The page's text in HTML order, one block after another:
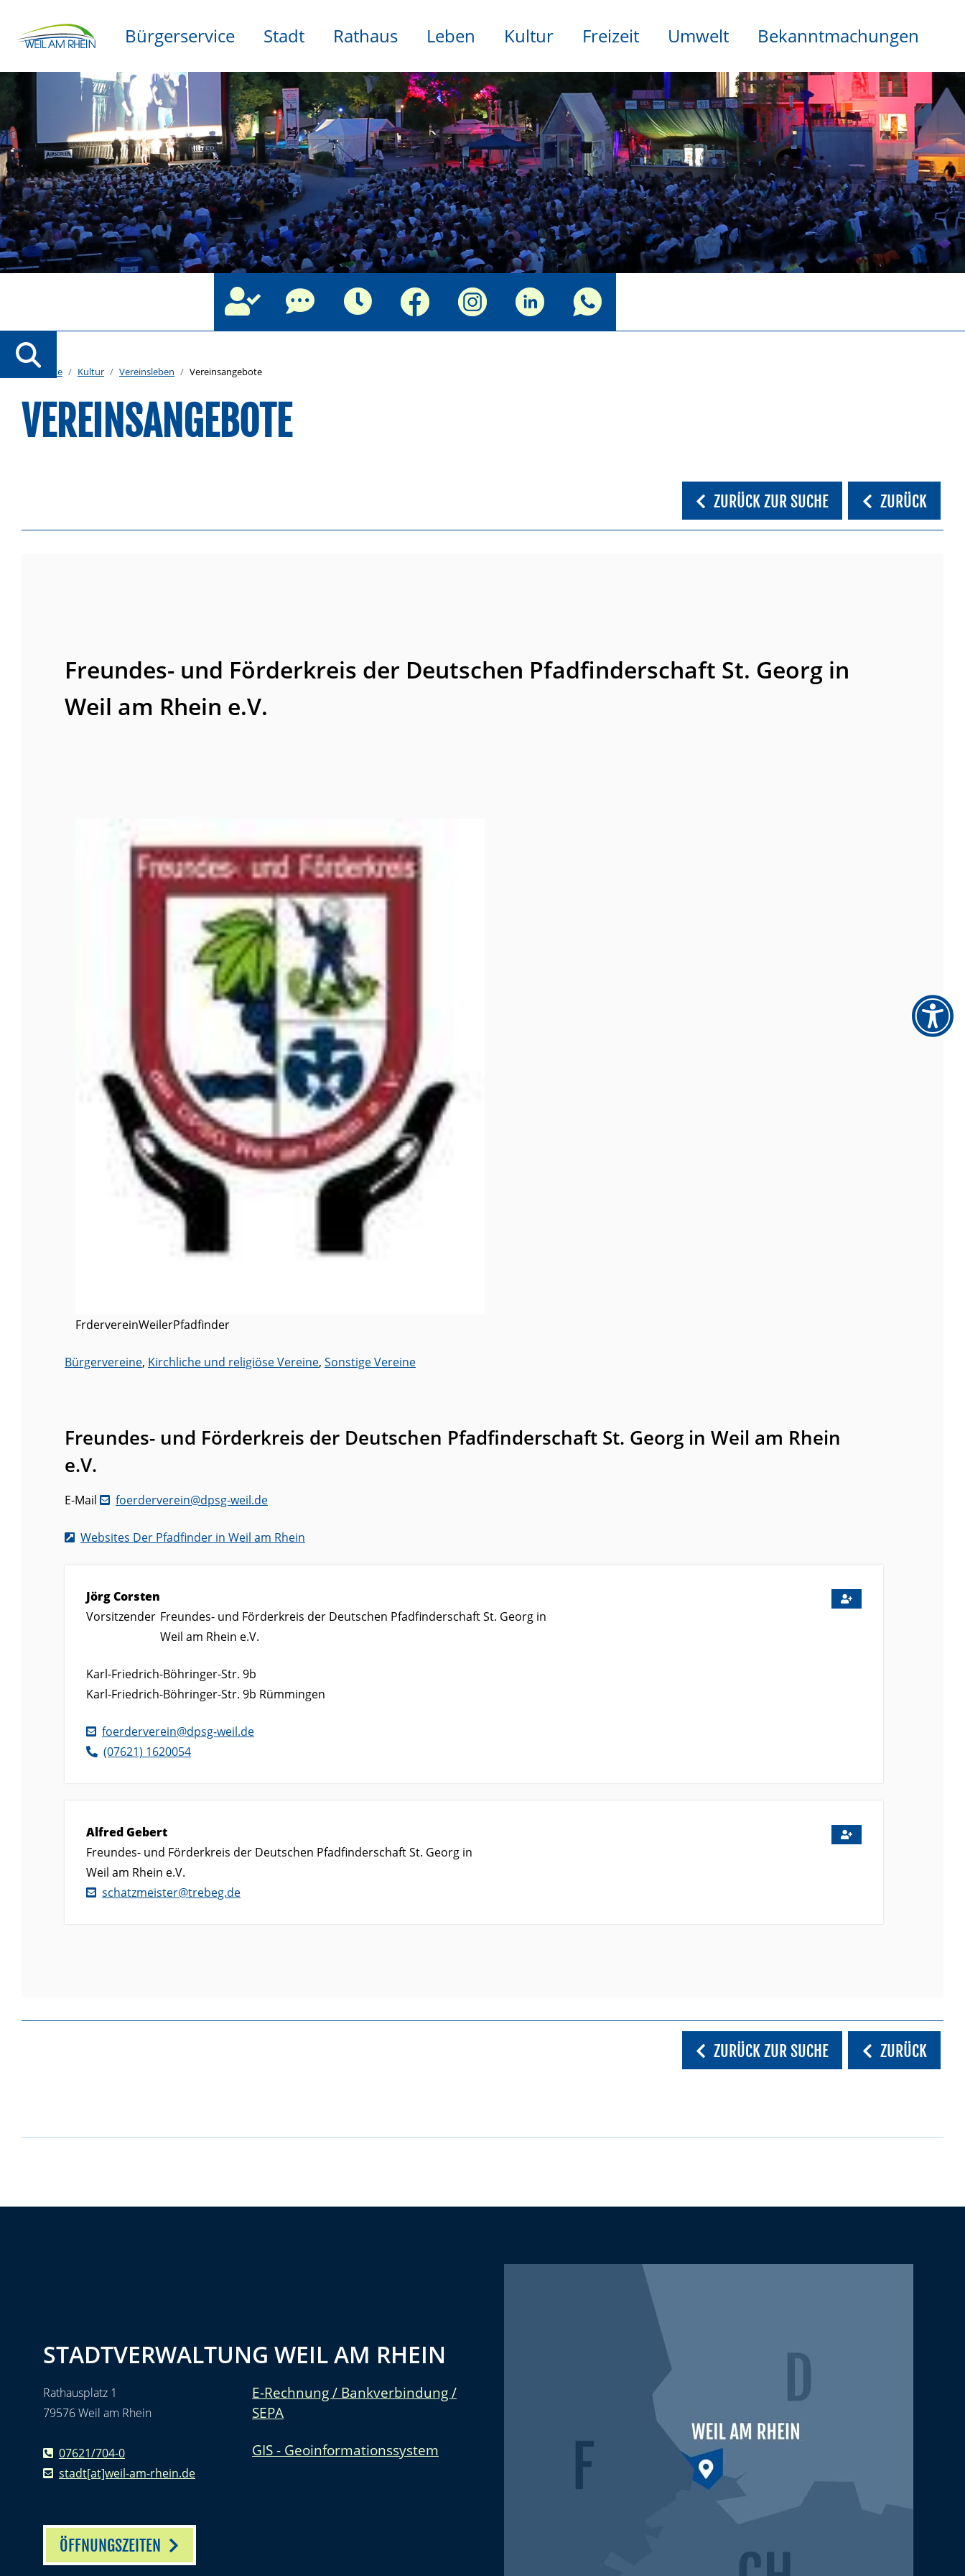
Bürgerservice Stadt Rathaus Leben Kultur Freizeit Umwelt Bekanntmachungen
Startseite Kultur Vereinsleben Vereinsangebote
VEREINSANGEBOTE
ZURÜCK ZUR SUCHE ZURÜCK
Freundes- und Förderkreis der Deutschen Pfadfinderschaft St. Georg in
Weil am Rhein e.V.
Freundes- und Förderkreis der Deutschen Pfadfinderschaft St. Georg in Weil am Rhein
e.V.
E-Mail foerderverein@dpsg-weil.de
Websites Der Pfadfinder in Weil am Rhein
Vorsitzender
Jörg Corsten
Freundes- und Förderkreis der Deutschen Pfadfinderschaft St. Georg in
Weil am Rhein e.V.
Karl-Friedrich-Böhringer-Str. 9b
Karl-Friedrich-Böhringer-Str. 9b Rümmingen
foerderverein@dpsg-weil.de
(07621) 1620054
AlfredGebert
Freundes- und Förderkreis der Deutschen Pfadfinderschaft St. Georg in
Weil am Rhein e.V.
schatzmeister@trebeg.de
FrdervereinWeilerPfadfinder
Bürgervereine, Kirchliche und religiöse Vereine, Sonstige Vereine
ZURÜCK ZUR SUCHE ZURÜCK
STADTVERWALTUNG WEIL AM RHEIN
Rathausplatz 1
79576 Weil am Rhein
07621/704-0
stadt[at]weil-am-rhein.de
ÖFFNUNGSZEITEN
E-Rechnung / Bankverbindung /
SEPA
GIS - Geoinformationssystem